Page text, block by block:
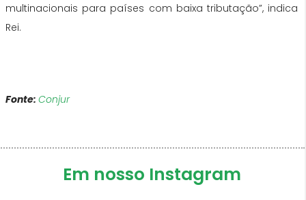
multinacionais para países com baixa tributação”, indica
Rei.
Fonte: Conjur
Em nosso Instagram